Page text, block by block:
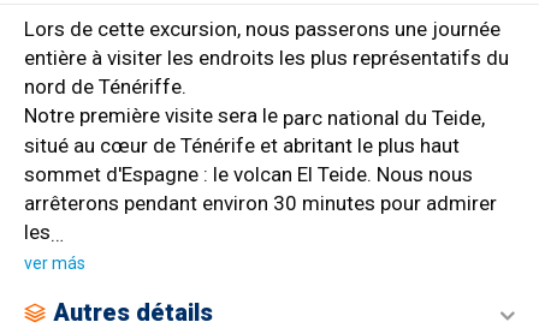
Lors de cette excursion, nous passerons une journée
entière à visiter les endroits les plus représentatifs du
nord de Ténériffe.
Notre première visite sera le parc national du Teide,
situé au cœur de Ténérife et abritant le plus haut
sommet d'Espagne : le volcan El Teide. Nous nous
arrêterons pendant environ 30 minutes pour admirer
les…
ver más
Autres détails